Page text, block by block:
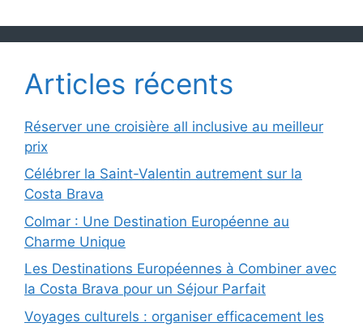
Articles récents
Réserver une croisière all inclusive au meilleur
prix
Célébrer la Saint-Valentin autrement sur la
Costa Brava
Colmar : Une Destination Européenne au
Charme Unique
Les Destinations Européennes à Combiner avec
la Costa Brava pour un Séjour Parfait
Voyages culturels : organiser efficacement les